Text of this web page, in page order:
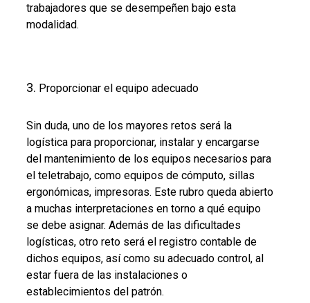
trabajadores que se desempeñen bajo esta
modalidad.
Proporcionar el equipo adecuado
Sin duda, uno de los mayores retos será la
logística para proporcionar, instalar y encargarse
del mantenimiento de los equipos necesarios para
el teletrabajo, como equipos de cómputo, sillas
ergonómicas, impresoras. Este rubro queda abierto
a muchas interpretaciones en torno a qué equipo
se debe asignar. Además de las dificultades
logísticas, otro reto será el registro contable de
dichos equipos, así como su adecuado control, al
estar fuera de las instalaciones o
establecimientos del patrón.